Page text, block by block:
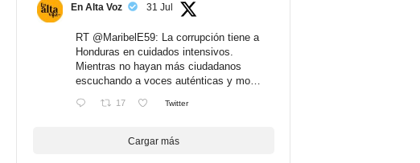
En Alta Voz 31 Jul
RT @MaribelE59: La corrupción tiene a
Honduras en cuidados intensivos.
Mientras no hayan más ciudadanos
escuchando a voces auténticas y mo…
17 Twitter
Cargar más